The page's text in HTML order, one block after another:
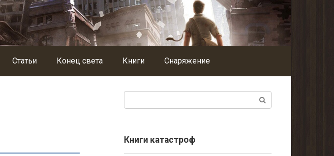
Статьи Конец света Книги Снаряжение
Книги катастроф